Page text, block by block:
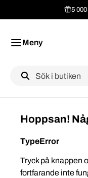
5
Meny
Label
Hoppsan!
TypeError
Tryck på knappen
fortfarande inte